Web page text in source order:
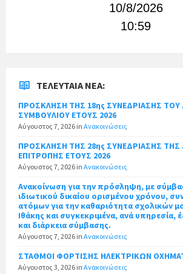
10/8/2026
10:59
ΤΕΛΕΥΤΑΊΑ ΝΈΑ:
ΠΡΟΣΚΛΗΣΗ ΤΗΣ 18ης ΣΥΝΕΔΡΙΑΣΗΣ
ΣΥΜΒΟΥΛΙΟΥ ΕΤΟΥΣ 2026
Αύγουστος 7, 2026 in Ανακοινώσεις
ΠΡΟΣΚΛΗΣΗ ΤΗΣ 28ης ΣΥΝΕΔΡΙΑΣΗΣ
ΕΠΙΤΡΟΠΗΣ ΕΤΟΥΣ 2026
Αύγουστος 7, 2026 in Ανακοινώσεις
Ανακοίνωση για την πρόσληψη, με
ιδιωτικού δικαίου ορισμένου χρόνου,
ατόμων για την καθαριότητα σχολικών
Ιθάκης και συγκεκριμένα, ανά υπηρεσία,
και διάρκεια σύμβασης.
Αύγουστος 7, 2026 in Ανακοινώσεις
ΣΤΑΘΜΟΙ ΦΟΡΤΙΣΗΣ ΗΛΕΚΤΡΙΚΩΝ
Αύγουστος 3, 2026 in Ανακοινώσεις